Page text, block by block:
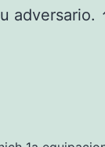
adversario.